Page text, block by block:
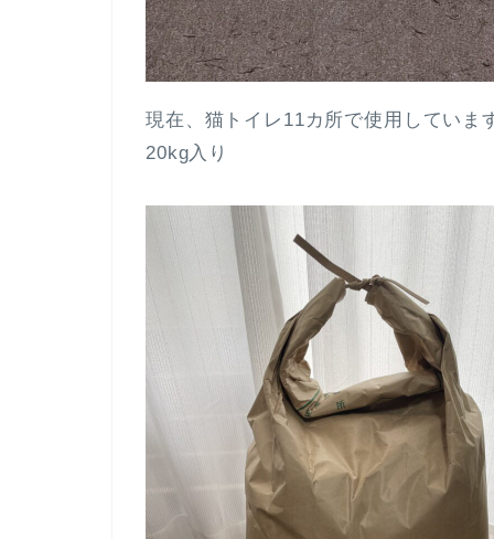
現在、猫トイレ11カ所で使用していま
20kg入り